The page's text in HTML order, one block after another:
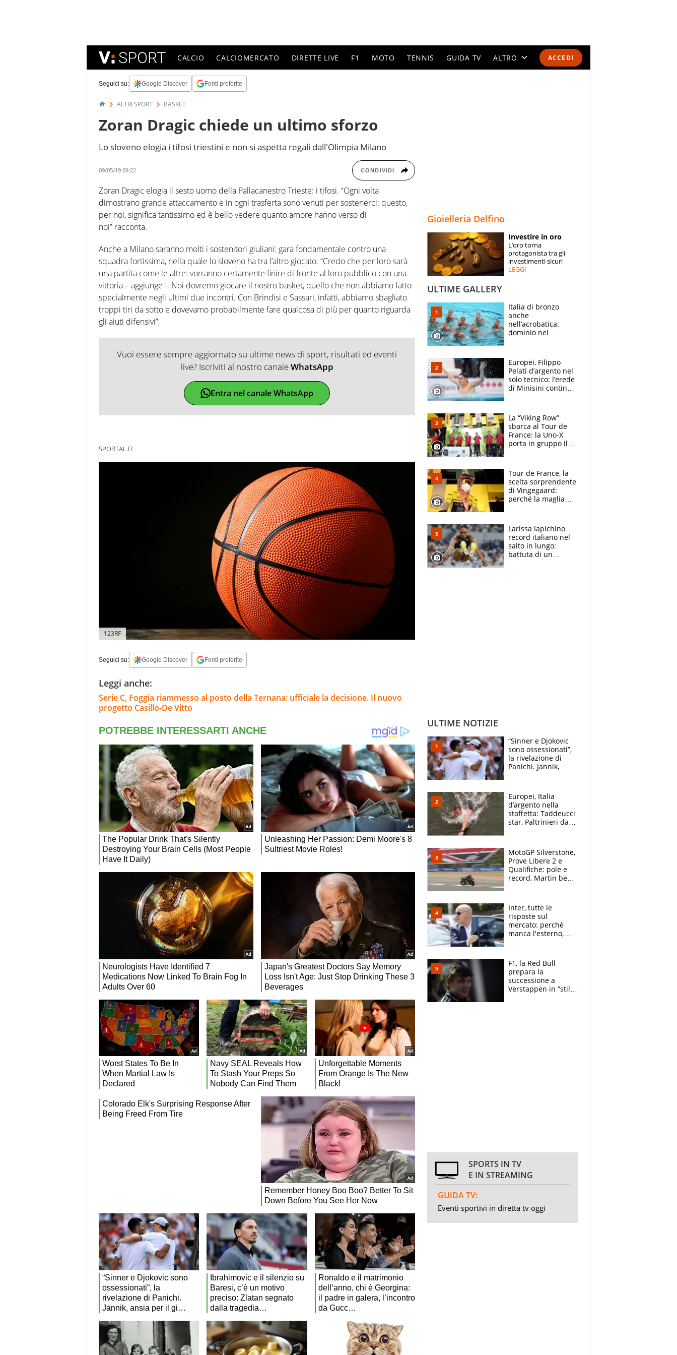
ACCEDI
CALCIO CALCIOMERCATO DIRETTE LIVE F1 MOTO TENNIS GUIDA TV ALTRO
SPECIALI
ESPERTI
Seguici su: Google Discover Fonti preferite
ALTRI SPORT BASKET
Zoran Dragic chiede un ultimo sforzo
Lo sloveno elogia i tifosi triestini e non si aspetta regali dall'Olimpia Milano
09/05/19 09:22 CONDIVIDI
Zoran Dragic elogia il sesto uomo della Pallacanestro Trieste: i tifosi. “Ogni volta
dimostrano grande attaccamento e in ogni trasferta sono venuti per sostenerci: questo,
per noi, significa tantissimo ed è bello vedere quanto amore hanno verso di
noi” racconta.
Anche a Milano saranno molti i sostenitori giuliani: gara fondamentale contro una
squadra fortissima, nella quale lo sloveno ha tra l’altro giocato. “Credo che per loro sarà
una partita come le altre: vorranno certamente finire di fronte al loro pubblico con una
vittoria – aggiunge -. Noi dovremo giocare il nostro basket, quello che non abbiamo fatto
specialmente negli ultimi due incontri. Con Brindisi e Sassari, infatti, abbiamo sbagliato
troppi tiri da sotto e dovevamo probabilmente fare qualcosa di più per quanto riguarda
gli aiuti difensivi”,
Vuoi essere sempre aggiornato su ultime news di sport, risultati ed eventi
live? Iscriviti al nostro canaleWhatsApp
Entra nel canale WhatsApp
SPORTAL.IT
123RF
Seguici su: Google Discover Fonti preferite
Leggi anche:
Serie C, Foggia riammesso al posto della Ternana: ufficiale la decisione. Il nuovo
progetto Casillo-De Vitto
Gioielleria Delfino
Investire in oro
L’oro torna
protagonista tra gli
investimenti sicuri
LEGGI
ULTIME GALLERY
Italia di bronzo
anche
nell’acrobatica:
dominio nel
e compagni
continuare
Europei, Filippo
Pelati d’argento nel
solo tecnico: l’erede
di Minisini continua
mirino
La “Viking Row”
sbarca al Tour de
France: la Uno-X
porta in gruppo il
compagni
Tour de France, la
scelta sorprendente
di Vingegaard:
perché la maglia
rischio da evitare
Larissa Iapichino
record italiano nel
salto in lungo:
battuta di un
ULTIME NOTIZIE
“Sinner e Djokovic
sono ossessionati”,
la rivelazione di
Panichi. Jannik,
agli US Open
Europei, Italia
d’argento nella
staffetta: Taddeucci
star, Paltrinieri da
Padre Pio
MotoGP Silverstone,
Prove Libere 2 e
Qualifiche: pole e
record, Martin beffa
Inter, tutte le
risposte sul
mercato: perchè
manca l'esterno,
vero obiettivo di
Marotta
F1, la Red Bull
prepara la
successione a
Verstappen in “stile
SPORTS IN TV
E IN STREAMING
GUIDA TV:
Eventi sportivi in diretta tv oggi